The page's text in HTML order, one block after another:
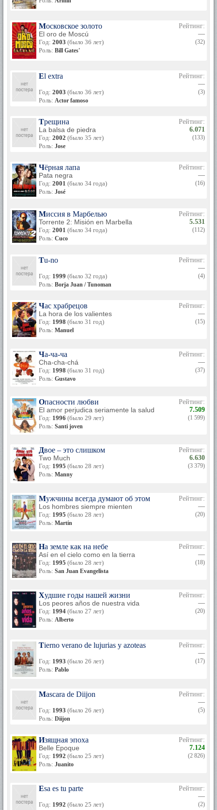
Московское золото
El oro de Moscú
Год: 2003 (было 36 лет)
Роль: Bill Gates'
Рейтинг:
—
(32)
El extra
Год: 2003 (было 36 лет)
Роль: Actor famoso
Рейтинг:
—
(3)
Трещина
La balsa de piedra
Год: 2002 (было 35 лет)
Роль: Jose
Рейтинг:
6.071
(133)
Чёрная лапа
Pata negra
Год: 2001 (было 34 года)
Роль: José
Рейтинг:
—
(16)
Миссия в Марбелью
Torrente 2: Misión en Marbella
Год: 2001 (было 34 года)
Роль: Cuco
Рейтинг:
5.531
(112)
Tu-no
Год: 1999 (было 32 года)
Роль: Borja Juan / Tunoman
Рейтинг:
—
(4)
Час храбрецов
La hora de los valientes
Год: 1998 (было 31 год)
Роль: Manuel
Рейтинг:
—
(15)
Ча-ча-ча
Cha-cha-chá
Год: 1998 (было 31 год)
Роль: Gustavo
Рейтинг:
—
(37)
Опасности любви
El amor perjudica seriamente la salud
Год: 1996 (было 29 лет)
Роль: Santi joven
Рейтинг:
7.509
(1 599)
Двое – это слишком
Two Much
Год: 1995 (было 28 лет)
Роль: Manny
Рейтинг:
6.630
(3 379)
Мужчины всегда думают об этом
Los hombres siempre mienten
Год: 1995 (было 28 лет)
Роль: Martín
Рейтинг:
—
(20)
На земле как на небе
Así en el cielo como en la tierra
Год: 1995 (было 28 лет)
Роль: San Juan Evangelista
Рейтинг:
—
(18)
Худшие годы нашей жизни
Los peores años de nuestra vida
Год: 1994 (было 27 лет)
Роль: Alberto
Рейтинг:
—
(20)
Tierno verano de lujurias y azoteas
Год: 1993 (было 26 лет)
Роль: Pablo
Рейтинг:
—
(17)
Mascara de Diijon
Год: 1993 (было 26 лет)
Роль: Diijon
Рейтинг:
—
(5)
Изящная эпоха
Belle Epoque
Год: 1992 (было 25 лет)
Роль: Juanito
Рейтинг:
7.124
(2 826)
Esa es tu parte
Год: 1992 (было 25 лет)
Рейтинг:
—
(2)